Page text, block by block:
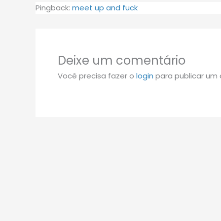
Pingback: meet up and fuck
Deixe um comentário
Você precisa fazer o login para publicar um